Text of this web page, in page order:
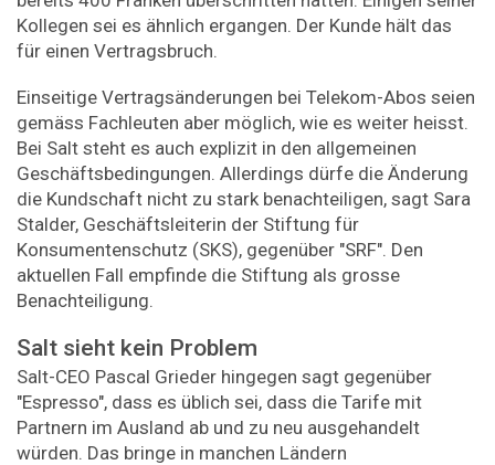
Kollegen sei es ähnlich ergangen. Der Kunde hält das
für einen Vertragsbruch.
Einseitige Vertragsänderungen bei Telekom-Abos seien
gemäss Fachleuten aber möglich, wie es weiter heisst.
Bei Salt steht es auch explizit in den allgemeinen
Geschäftsbedingungen. Allerdings dürfe die Änderung
die Kundschaft nicht zu stark benachteiligen, sagt Sara
Stalder, Geschäftsleiterin der Stiftung für
Konsumentenschutz (SKS), gegenüber "SRF". Den
aktuellen Fall empfinde die Stiftung als grosse
Benachteiligung.
Salt sieht kein Problem
Salt-CEO Pascal Grieder hingegen sagt gegenüber
"Espresso", dass es üblich sei, dass die Tarife mit
Partnern im Ausland ab und zu neu ausgehandelt
würden. Das bringe in manchen Ländern